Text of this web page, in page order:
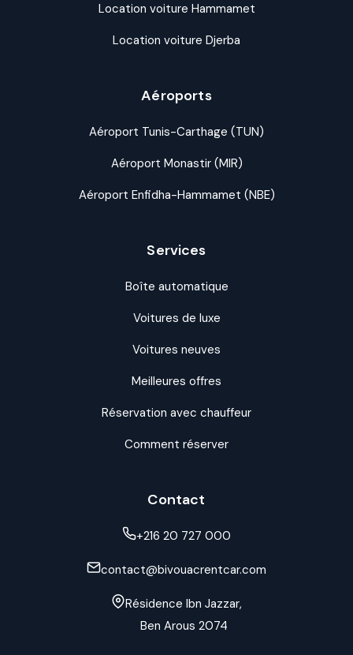
Location voiture Hammamet
Location voiture Djerba
Aéroports
Aéroport Tunis-Carthage (TUN)
Aéroport Monastir (MIR)
Aéroport Enfidha-Hammamet (NBE)
Services
Boîte automatique
Voitures de luxe
Voitures neuves
Meilleures offres
Réservation avec chauffeur
Comment réserver
Contact
+216 20 727 000
contact@bivouacrentcar.com
Résidence Ibn Jazzar,
Ben Arous 2074